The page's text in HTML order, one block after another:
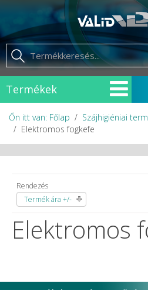
Termékek
Őn itt van: Főlap
Szájhigiéniai
Elektromos fogkefe
Rendezés
Termék ára +/-
Elektromos